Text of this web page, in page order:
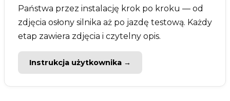
Państwa przez instalację krok po kroku — od
zdjęcia osłony silnika aż po jazdę testową. Każdy
etap zawiera zdjęcia i czytelny opis.
Instrukcja użytkownika →